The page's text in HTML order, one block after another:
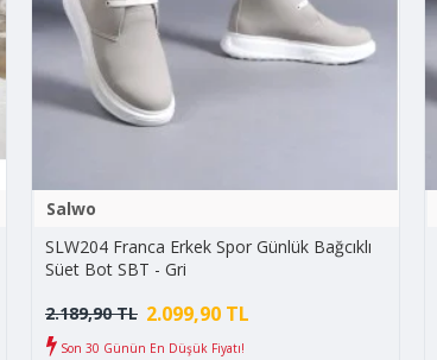
Salwo
SLW204 Franca Erkek Spor Günlük Bağcıklı
Süet Bot SBT - Gri
2.099,90 TL
2.189,90 TL
Son 30 Günün En Düşük Fiyatı!